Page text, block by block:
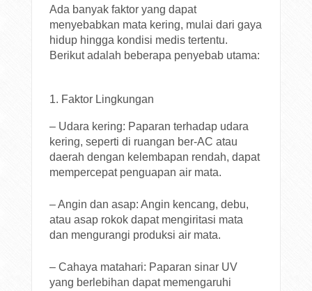
Ada banyak faktor yang dapat
menyebabkan mata kering, mulai dari gaya
hidup hingga kondisi medis tertentu.
Berikut adalah beberapa penyebab utama:
1. Faktor Lingkungan
– Udara kering: Paparan terhadap udara
kering, seperti di ruangan ber-AC atau
daerah dengan kelembapan rendah, dapat
mempercepat penguapan air mata.
– Angin dan asap: Angin kencang, debu,
atau asap rokok dapat mengiritasi mata
dan mengurangi produksi air mata.
– Cahaya matahari: Paparan sinar UV
yang berlebihan dapat memengaruhi